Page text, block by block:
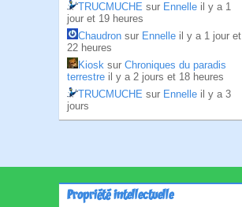
TRUCMUCHE sur Ennelle il y a 1
jour et 19 heures
Chaudron sur Ennelle il y a 1 jour et
22 heures
Kiosk sur Chroniques du paradis
terrestre il y a 2 jours et 18 heures
TRUCMUCHE sur Ennelle il y a 3
jours
Propriété intellectuelle